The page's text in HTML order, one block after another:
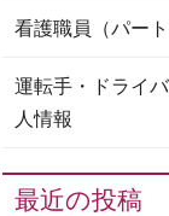
看護職員（パー
運転手・ドライ
人情報
最近の投稿